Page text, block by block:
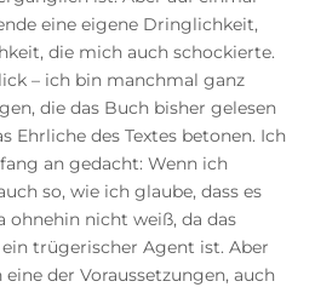
eine eigene Dringlichkeit,
die mich auch schockierte.
– ich bin manchmal ganz
die das Buch bisher gelesen
Ehrliche des Textes betonen. Ich
an gedacht: Wenn ich
so, wie ich glaube, dass es
ohnehin nicht weiß, da das
trügerischer Agent ist. Aber
der Voraussetzungen, auch